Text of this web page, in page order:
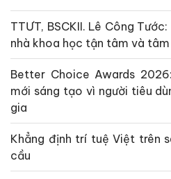
TTƯT, BSCKII. Lê Công
nhà khoa học tận tâm và
Better Choice Awards
mới sáng tạo vì người tiêu
gia
Khẳng định trí tuệ Việt trên
cầu